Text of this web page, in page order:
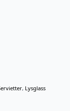
, Lysglass